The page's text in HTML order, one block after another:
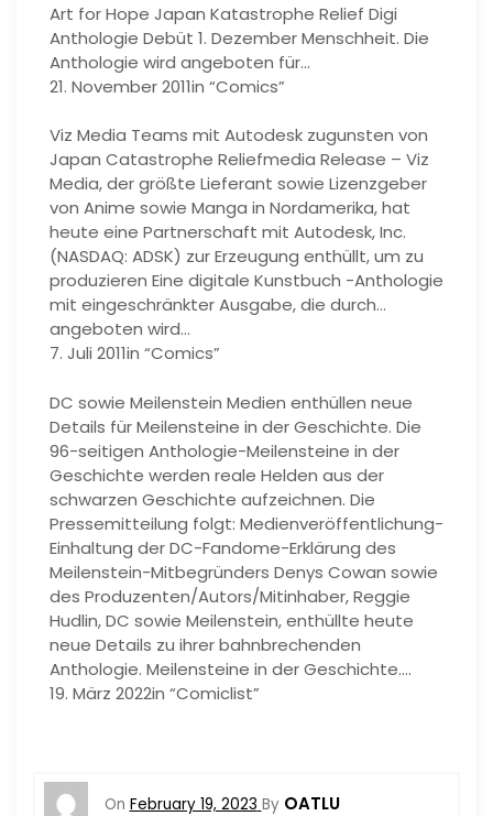
Art for Hope Japan Katastrophe Relief Digi
Anthologie Debüt 1. Dezember Menschheit. Die
Anthologie wird angeboten für…
21. November 2011in “Comics”
Viz Media Teams mit Autodesk zugunsten von
Japan Catastrophe Reliefmedia Release – Viz
Media, der größte Lieferant sowie Lizenzgeber
von Anime sowie Manga in Nordamerika, hat
heute eine Partnerschaft mit Autodesk, Inc.
(NASDAQ: ADSK) zur Erzeugung enthüllt, um zu
produzieren Eine digitale Kunstbuch -Anthologie
mit eingeschränkter Ausgabe, die durch…
angeboten wird…
7. Juli 2011in “Comics”
DC sowie Meilenstein Medien enthüllen neue
Details für Meilensteine ​​in der Geschichte. Die
96-seitigen Anthologie-Meilensteine ​​in der
Geschichte werden reale Helden aus der
schwarzen Geschichte aufzeichnen. Die
Pressemitteilung folgt: Medienveröffentlichung-
Einhaltung der DC-Fandome-Erklärung des
Meilenstein-Mitbegründers Denys Cowan sowie
des Produzenten/Autors/Mitinhaber, Reggie
Hudlin, DC sowie Meilenstein, enthüllte heute
neue Details zu ihrer bahnbrechenden
Anthologie. Meilensteine ​​in der Geschichte.…
19. März 2022in “Comiclist”
On February 19, 2023 By OATLU